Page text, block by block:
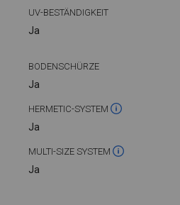
UV-BESTÄNDIGKEIT
Ja
BODENSCHÜRZE
Ja
HERMETIC-SYSTEM
Ja
MULTI-SIZE SYSTEM
Ja